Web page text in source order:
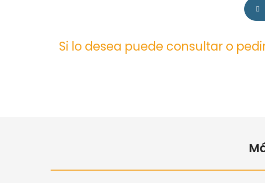
Si lo desea puede consultar o